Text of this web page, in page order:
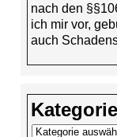
nach den
ich mir vor,
auch